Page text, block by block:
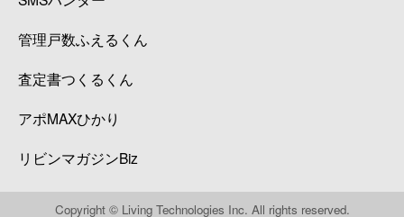
管理戸数ふえるくん
査定書つくるくん
アポMAXひかり
リビンマガジンBiz
Copyright © Living Technologies Inc. All rights reserved.